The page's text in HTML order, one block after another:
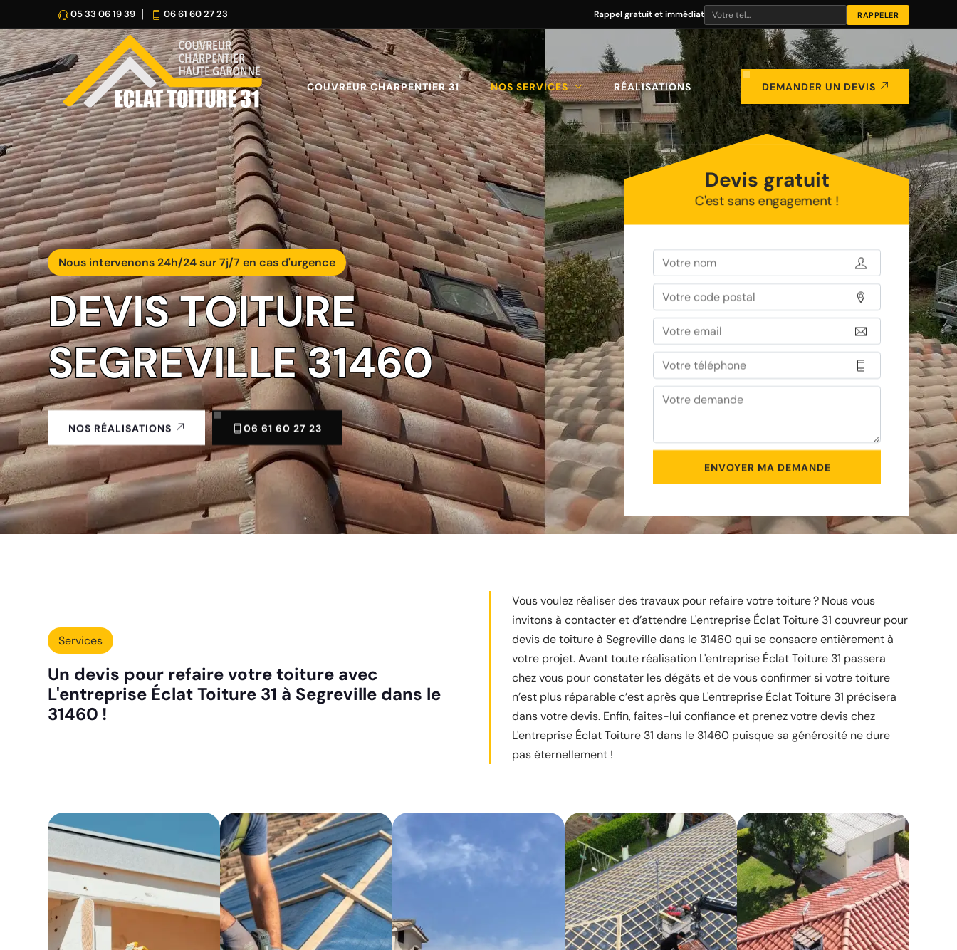
05 33 06 19 39 06 61 60 27 23 Rappel gratuit et immédiat
COUVREUR CHARPENTIER 31 NOS SERVICES RÉALISATIONS DEMANDER UN DEVIS
Nous intervenons 24h/24 sur 7j/7 en cas d'urgence
DEVIS TOITURE
SEGREVILLE 31460
NOS RÉALISATIONS 06 61 60 27 23
Devis gratuit
C'est sans engagement !
Services
Un devis pour refaire votre toiture avec
L'entreprise Éclat Toiture 31 à Segreville dans le
31460 !
Vous voulez réaliser des travaux pour refaire votre toiture ? Nous vous
invitons à contacter et d’attendre L'entreprise Éclat Toiture 31 couvreur pour
devis de toiture à Segreville dans le 31460 qui se consacre entièrement à
votre projet. Avant toute réalisation L'entreprise Éclat Toiture 31 passera
chez vous pour constater les dégâts et de vous confirmer si votre toiture
n’est plus réparable c’est après que L'entreprise Éclat Toiture 31 précisera
dans votre devis. Enfin, faites-lui confiance et prenez votre devis chez
L'entreprise Éclat Toiture 31 dans le 31460 puisque sa générosité ne dure
pas éternellement !